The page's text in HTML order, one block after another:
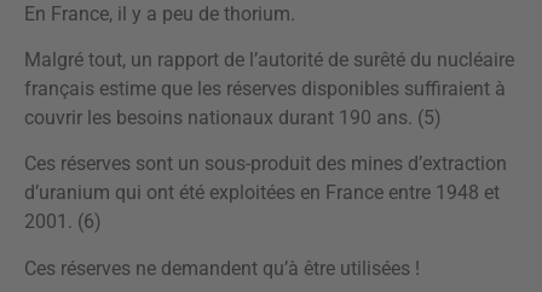
En France, il y a peu de thorium.
Malgré tout, un rapport de l’autorité de surêté du nucléaire
français estime que les réserves disponibles suffiraient à
couvrir les besoins nationaux durant 190 ans. (5)
Ces réserves sont un sous-produit des mines d’extraction
d’uranium qui ont été exploitées en France entre 1948 et
2001. (6)
Ces réserves ne demandent qu’à être utilisées !